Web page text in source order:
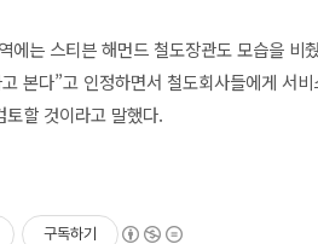
에는 스티븐 해먼드 철도장관도 모습을
본다”고 인정하면서 철도회사들에게 서
할 것이라고 말했다.
구독하기